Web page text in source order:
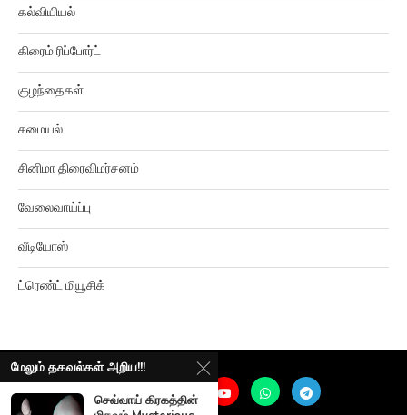
கல்வியியல்
கிரைம் ரிப்போர்ட்
குழந்தைகள்
சமையல்
சினிமா திரைவிமர்சனம்
வேலைவாய்ப்பு
வீடியோஸ்
ட்ரெண்ட் மியூசிக்
மேலும் தகவல்கள் அறிய!!!
செவ்வாய் கிரகத்தின்